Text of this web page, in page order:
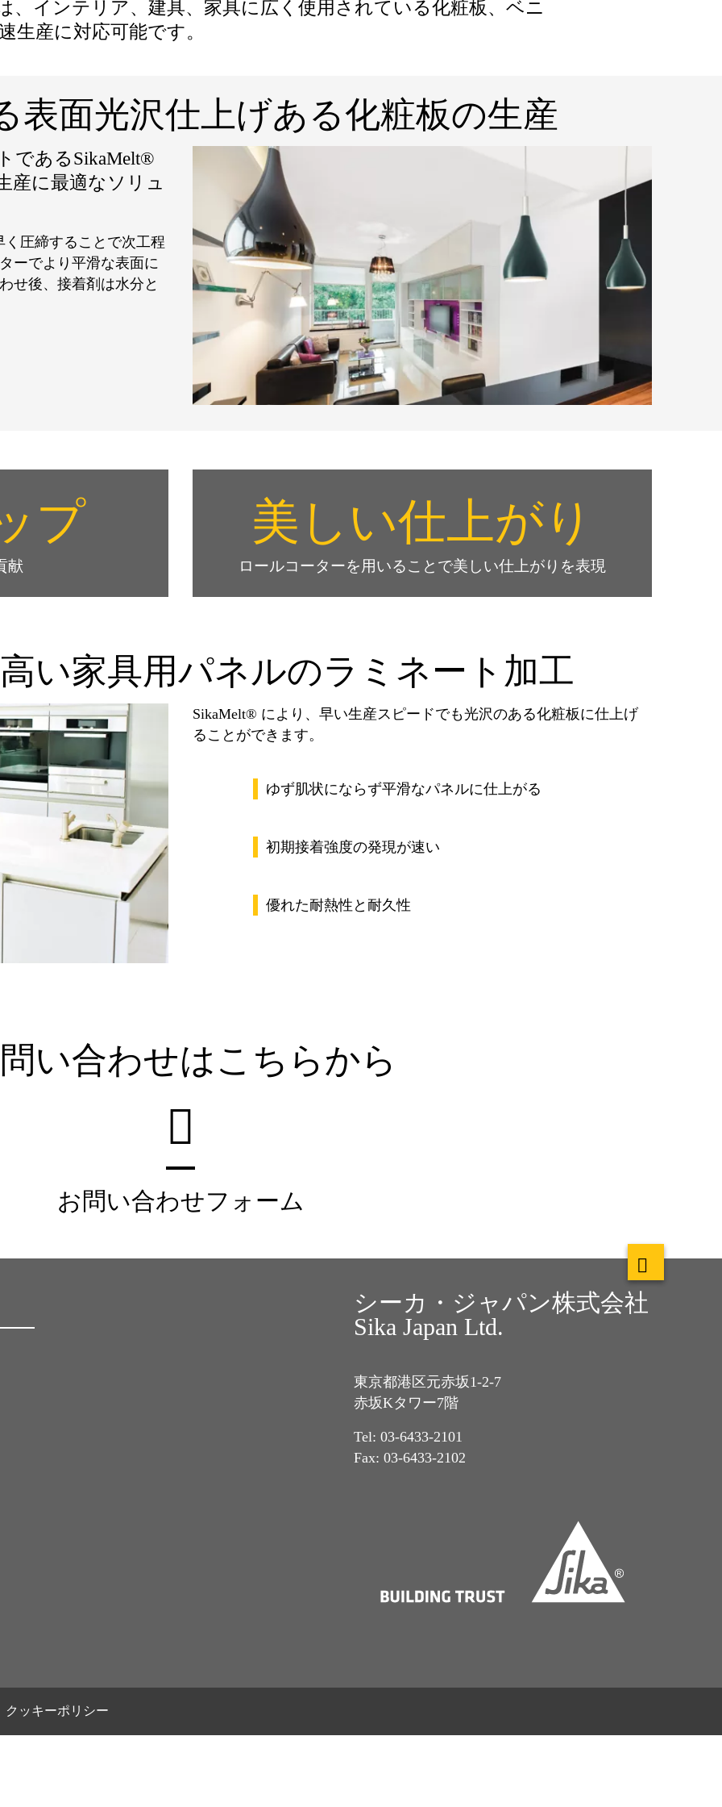
、インテリア、建具、家具に広く使用されている化粧板、ベニ
生産に対応可能です。
表面光沢仕上げある化粧板の生産
であるSikaMelt®
産に最適なソリュ
圧締することで次工程
ーでより平滑な表面に
せ後、接着剤は水分と
プ
献
美しい仕上がり
ロールコーターを用いることで美しい仕上がりを表現
い家具用パネルのラミネート加工
SikaMelt® により、早い生産スピードでも光沢のある化粧板に仕上げ
ることができます。
ゆず肌状にならず平滑なパネルに仕上がる
初期接着強度の発現が速い
優れた耐熱性と耐久性
い合わせはこちらから
お問い合わせフォーム
シーカ・ジャパン株式会社
Sika Japan Ltd.
東京都港区元赤坂1-2-7
赤坂Kタワー7階
Tel: 03-6433-2101
Fax: 03-6433-2102
クッキーポリシー